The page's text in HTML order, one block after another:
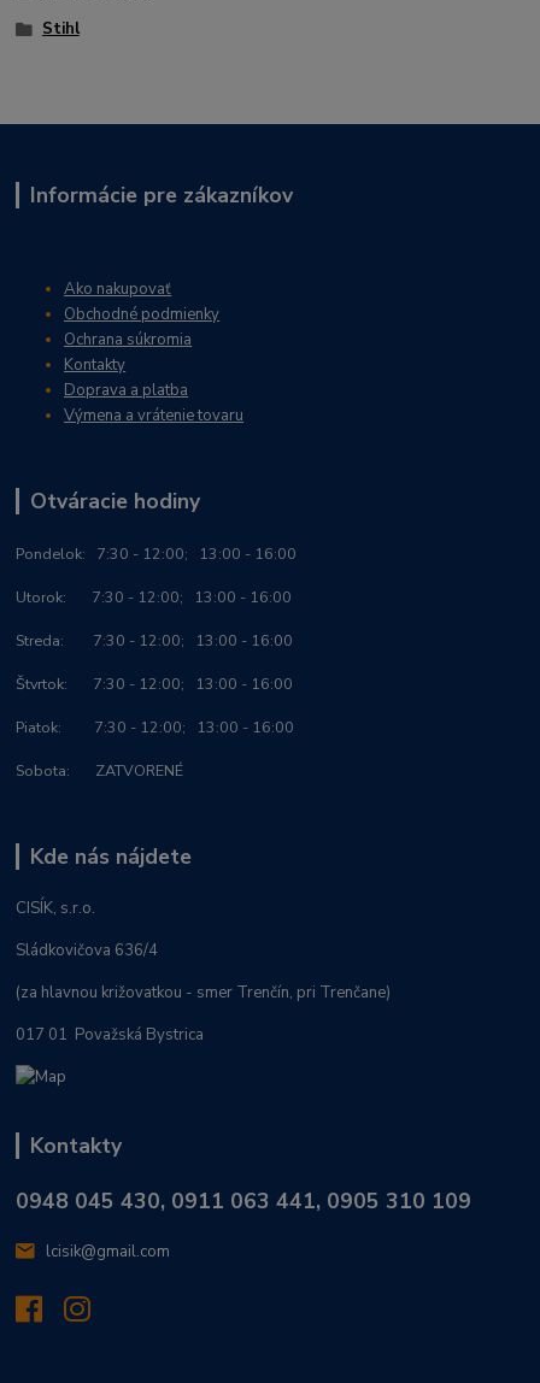
Stihl
Informácie pre zákazníkov
Ako nakupovať
Obchodné podmienky
Ochrana súkromia
Kontakty
Doprava a platba
Výmena a vrátenie tovaru
Otváracie hodiny
Pondelok: 7:30 - 12:00; 13:00 - 16:00
Utorok: 7:30 - 12:00; 13:00 - 16:00
Streda: 7:30 - 12:00; 13:00 - 16:00
Štvrtok: 7:30 - 12:00; 13:00 - 16:00
Piatok: 7:30 - 12:00; 13:00 - 16:00
Sobota: ZATVORENÉ
Kde nás nájdete
CISÍK, s.r.o.
Sládkovičova 636/4
(za hlavnou križovatkou - smer Trenčín, pri Trenčane)
017 01 Považská Bystrica
Kontakty
0948 045 430, 0911 063 441, 0905 310 109
lcisik@gmail.com